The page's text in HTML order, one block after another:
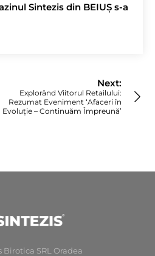
Sintezis din BEIUȘ s-a
Next:
Explorând Viitorul Retailului:
Rezumat Eveniment ‘Afaceri în
Evoluție – Continuăm Împreună’
Birotica SRL Oradea